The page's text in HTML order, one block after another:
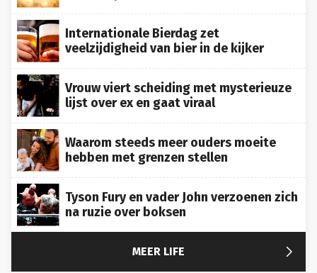
Internationale Bierdag zet
veelzijdigheid van bier in de kijker
Vrouw viert scheiding met mysterieuze
lijst over ex en gaat viraal
Waarom steeds meer ouders moeite
hebben met grenzen stellen
Tyson Fury en vader John verzoenen zich
na ruzie over boksen
MEER LIFE 